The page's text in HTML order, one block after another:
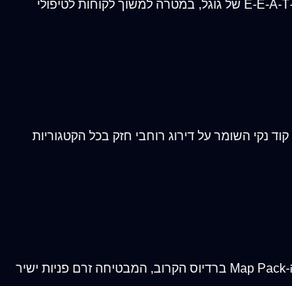
קידום ממוקד לטיפולים מורכבים (אקנה, אנטי-אייג'ינג, פיגמנטציה). בניית אוטוריטה מקצועית דרך תכני עומק מבוססי פתרונות ועמידה מלאה בתקני ה-E-E-A-T של גוגל, במטרה למשוך לקוחות לטיפולי
נקי השומר על דירוג רוחבי חזק בכל הקטגוריות
אופטימיזציה גיאוגרפית אגרסיבית המהונדסת להבאת לקוחות ממוקדים מהעיר ומהשכונה שלכן. השתלטות מלאה על ביטויים משולבי מיקום והובלת ה-Map Pack ברדיוס הקרוב, המבטיחה זרם פניות ישיר